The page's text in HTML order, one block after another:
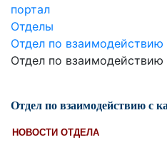
портал
Отделы
Отдел по взаимодействию
Отдел по взаимодействию
Отдел по взаимодействию с
НОВОСТИ ОТДЕЛА